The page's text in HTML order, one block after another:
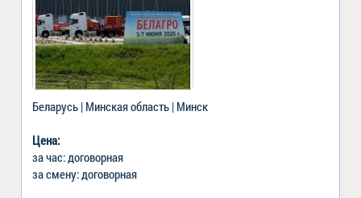
Беларусь | Минская область | Минск
Цена:
за час: договорная
за смену: договорная